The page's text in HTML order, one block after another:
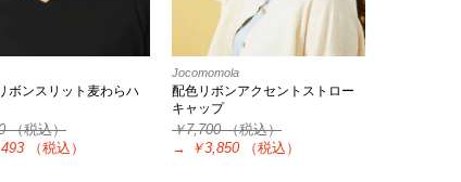
ボンスリット麦わらハ
（税込）
（税込）
Jocomomola
配色リボンアクセントストロー
キャップ
￥7,700（税込）
→
￥3,850 （税込）